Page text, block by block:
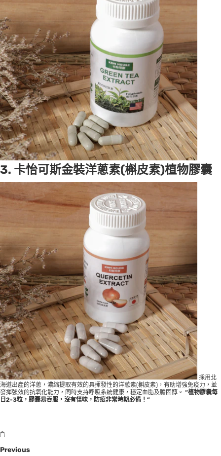
3. 卡怡可斯金裝洋蔥素(槲皮素)植物膠囊
採用北
海道出產的洋蔥，濃縮提取有效的具揮發性的洋蔥素(槲皮素)，有助增強免疫力，並
發揮強效的抗氧化能力，同時支持呼吸系統健康，穩定血脂及膽固醇。 “植物膠囊每
日 2-3粒，膠囊易吞服，沒有怪味，防疫非常時期必備！ ”
Previous